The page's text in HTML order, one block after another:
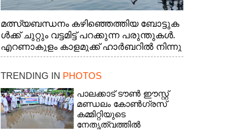
മത്സ്യബന്ധനം കഴിഞ്ഞെത്തിയ ബോട്ടുക
ൾക്ക് ചുറ്റും വട്ടമിട്ട് പറക്കുന്ന പരുന്തുകൾ.
എറണാകുളം കാളമുക്ക് ഹാർബറിൽ നിന്നു
ള്ള കാഴ്ച
TRENDING IN PHOTOS
പാലക്കാട് ടൗൺ ഈസ്റ്റ്
മണ്ഡലം കോൺഗ്രസ്
കമ്മിറ്റിയുടെ
നേതൃത്വത്തിൽ